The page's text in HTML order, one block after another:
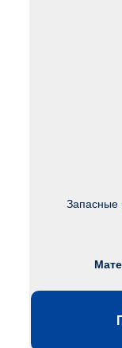
Запасные